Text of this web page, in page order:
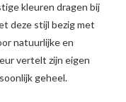
kleuren dragen bij
deze stijl bezig met
natuurlijke en
vertelt zijn eigen
geheel.